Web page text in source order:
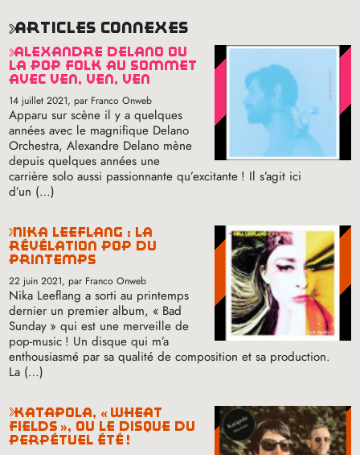
articles connexes
alexandre delano ou
la pop folk au sommet
avec ven, ven, ven
14 juillet 2021, par Franco Onweb
Apparu sur scène il y a quelques
années avec le magnifique Delano
Orchestra, Alexandre Delano mène
depuis quelques années une
carrière solo aussi passionnante qu’excitante ! Il s’agit ici
d’un (…)
nika leeflang : la
révélation pop du
printemps
22 juin 2021, par Franco Onweb
Nika Leeflang a sorti au printemps
dernier un premier album, « Bad
Sunday » qui est une merveille de
pop-music ! Un disque qui m’a
enthousiasmé par sa qualité de composition et sa production.
La (…)
katápola, « wheat
fields », ou le disque du
perpétuel été !